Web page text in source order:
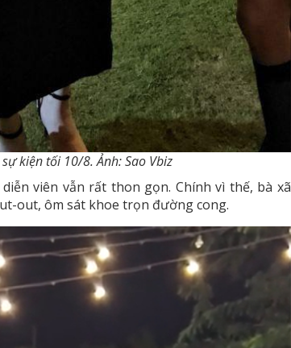
kiện tối 10/8. Ảnh: Sao Vbiz
viên vẫn rất thon gọn. Chính vì thế, bà xã
out, ôm sát khoe trọn đường cong.